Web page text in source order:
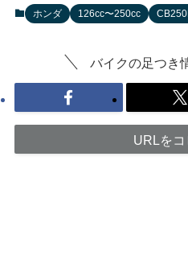
ホンダ 126cc〜250cc
バイクの足つき
URLを